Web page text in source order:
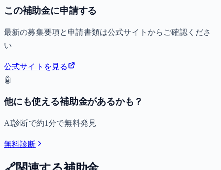
この補助金に申請する
最新の募集要項と申請書類は公式サイトからご確認くださ
い
公式サイトを見る
🤖
他にも使える補助金があるかも？
AI診断で約1分で無料発見
無料診断